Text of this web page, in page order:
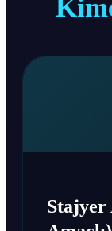
Stajyer